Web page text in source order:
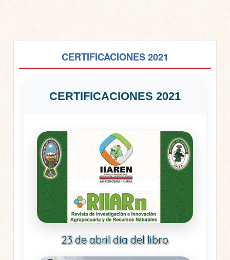
CERTIFICACIONES 2021
CERTIFICACIONES 2021
23 de abril día del libro